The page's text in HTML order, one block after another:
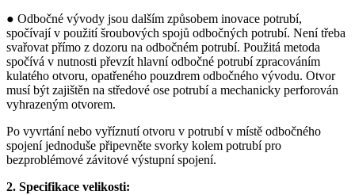
● Odbočné vývody jsou dalším způsobem inovace potrubí,
spočívají v použití šroubových spojů odbočných potrubí. Není třeba
svařovat přímo z dozoru na odbočném potrubí. Použitá metoda
spočívá v nutnosti převzít hlavní odbočné potrubí zpracováním
kulatého otvoru, opatřeného pouzdrem odbočného vývodu. Otvor
musí být zajištěn na středové ose potrubí a mechanicky perforován
vyhrazeným otvorem.
Po vyvrtání nebo vyříznutí otvoru v potrubí v místě odbočného
spojení jednoduše připevněte svorky kolem potrubí pro
bezproblémové závitové výstupní spojení.
2. Specifikace velikosti: